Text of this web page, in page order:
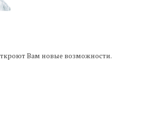
Вам новые возможности.